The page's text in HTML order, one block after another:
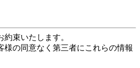
束いたします。
の同意なく第三者にこれらの情報